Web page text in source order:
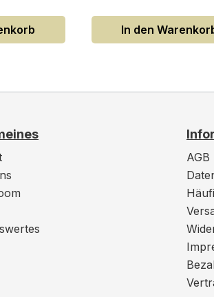
In den
AGB